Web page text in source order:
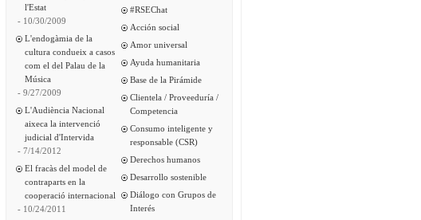
l'Estat
- 10/30/2009
L'endogàmia de la
cultura condueix a casos
com el del Palau de la
Música
- 9/27/2009
L'Audiència Nacional
aixeca la intervenció
judicial d'Intervida
- 7/14/2012
El fracàs del model de
contraparts en la
cooperació internacional
- 10/24/2011
#RSEChat
Acción social
Amor universal
Ayuda humanitaria
Base de la Pirámide
Clientela / Proveeduría /
Competencia
Consumo inteligente y
responsable (CSR)
Derechos humanos
Desarrollo sostenible
Diálogo con Grupos de
Interés